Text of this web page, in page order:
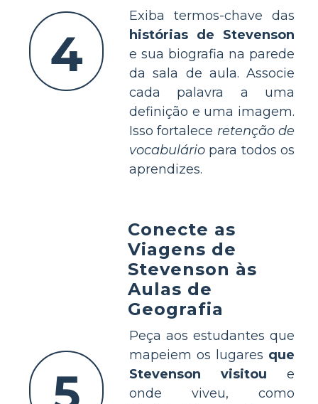
4
Exiba termos-chave das
histórias de Stevenson
e sua biografia na parede
da sala de aula. Associe
cada palavra a uma
definição e uma imagem.
Isso fortalece retenção de
vocabulário para todos os
aprendizes.
Conecte as
Viagens de
Stevenson às
Aulas de
Geografia
Peça aos estudantes que
mapeiem os lugares que
Stevenson visitou e
onde viveu, como